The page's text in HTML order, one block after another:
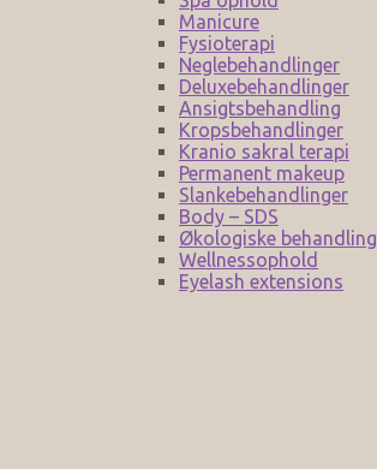
Manicure
Fysioterapi
Neglebehandlinger
Deluxebehandlinger
Ansigtsbehandling
Kropsbehandlinger
Kranio sakral terapi
Permanent makeup
Slankebehandlinger
Body – SDS
Økologiske behandling
Wellnessophold
Eyelash extensions